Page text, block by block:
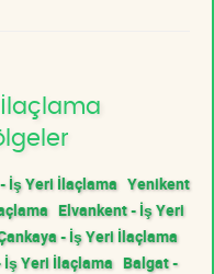
İş Yeri İlaçlama Yenikent
Elvankent - İş Yeri
- İş Yeri İlaçlama
İş Yeri İlaçlama Balgat -